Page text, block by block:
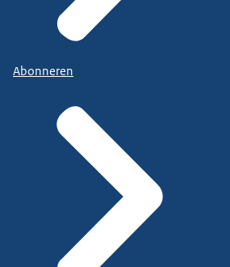
Abonneren